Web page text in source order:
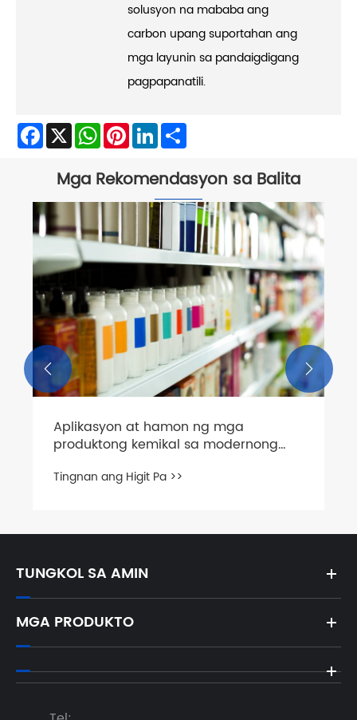
solusyon na mababa ang
carbon upang suportahan ang
mga layunin sa pandaigdigang
pagpapanatili.
Facebook
X WhatsApp
Pinterest
LinkedIn
Mga Rekomendasyon sa Balita
Aplikasyon at hamon ng mga
produktong kemikal sa modernong
Tingnan ang Higit Pa >>
 
TUNGKOL SA AMIN
MGA PRODUKTO